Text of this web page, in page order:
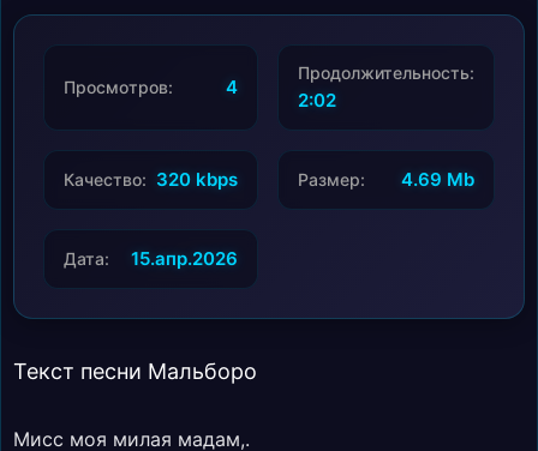
Просмотров: 4
Продолжительность:
2:02
Качество: 320 kbps Размер: 4.69 Mb
Дата: 15.апр.2026
Текст песни Мальборо
Мисс моя милая мадам,.